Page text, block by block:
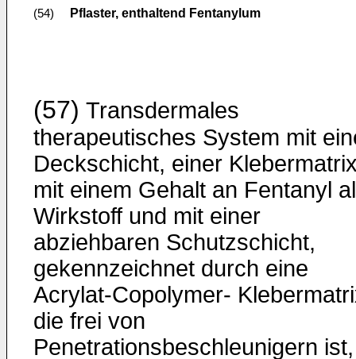
(54) Pflaster, enthaltend Fentanylum
(57) Transdermales
therapeutisches System mit
Deckschicht, einer
mit einem Gehalt an Fentanyl
Wirkstoff und mit einer
abziehbaren Schutzschicht,
gekennzeichnet durch eine
Acrylat-Copolymer-
die frei von
Penetrationsbeschleunigern ist,